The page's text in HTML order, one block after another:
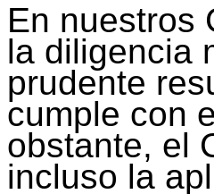
En nuestros
la diligencia
prudente
cumple con
obstante, el
incluso la